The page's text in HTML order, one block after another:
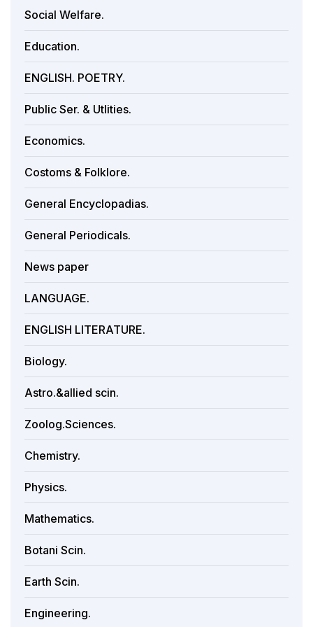
Social Welfare.
Education.
ENGLISH. POETRY.
Public Ser. & Utlities.
Economics.
Costoms & Folklore.
General Encyclopadias.
General Periodicals.
News paper
LANGUAGE.
ENGLISH LITERATURE.
Biology.
Astro.&allied scin.
Zoolog.Sciences.
Chemistry.
Physics.
Mathematics.
Botani Scin.
Earth Scin.
Engineering.